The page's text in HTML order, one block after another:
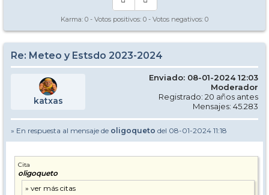
Karma: 0 - Votos positivos: 0 - Votos negativos: 0
Re: Meteo y Estsdo 2023-2024
katxas
Enviado: 08-01-2024 12:03
Moderador
Registrado: 20 años antes
Mensajes: 45.283
» En respuesta al mensaje de oligoqueto del 08-01-2024 11:18
Cita
oligoqueto